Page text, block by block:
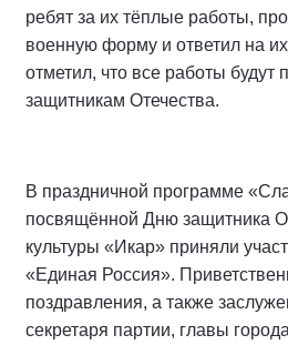
ребят за их тёплые работы,
военную форму и ответил на
отметил, что все работы
защитникам Отечества.
В праздничной программе
посвящённой Дню защитника
культуры «Икар» приняли
«Единая Россия».
поздравления, а также
секретаря партии, главы